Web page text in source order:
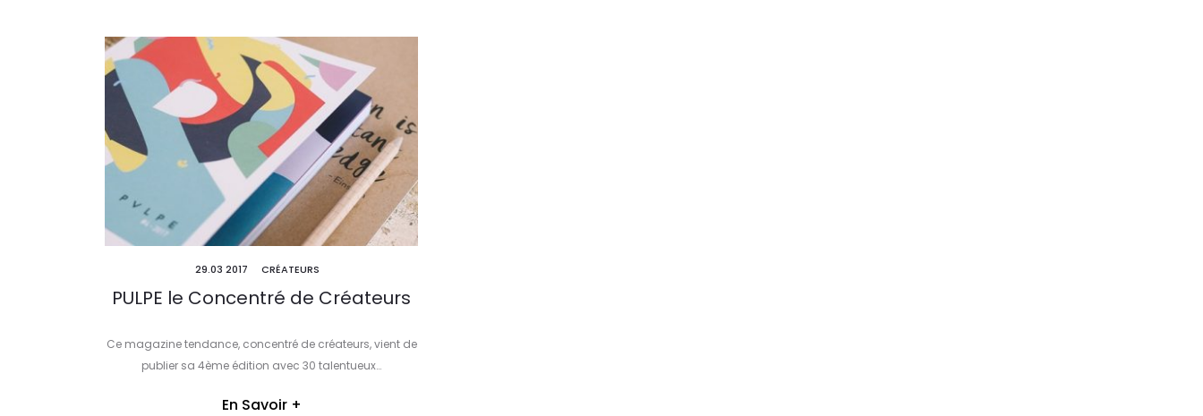
29.03 2017 CRÉATEURS
PULPE le Concentré de Créateurs
Ce magazine tendance, concentré de créateurs, vient de
publier sa 4ème édition avec 30 talentueux…
En Savoir +